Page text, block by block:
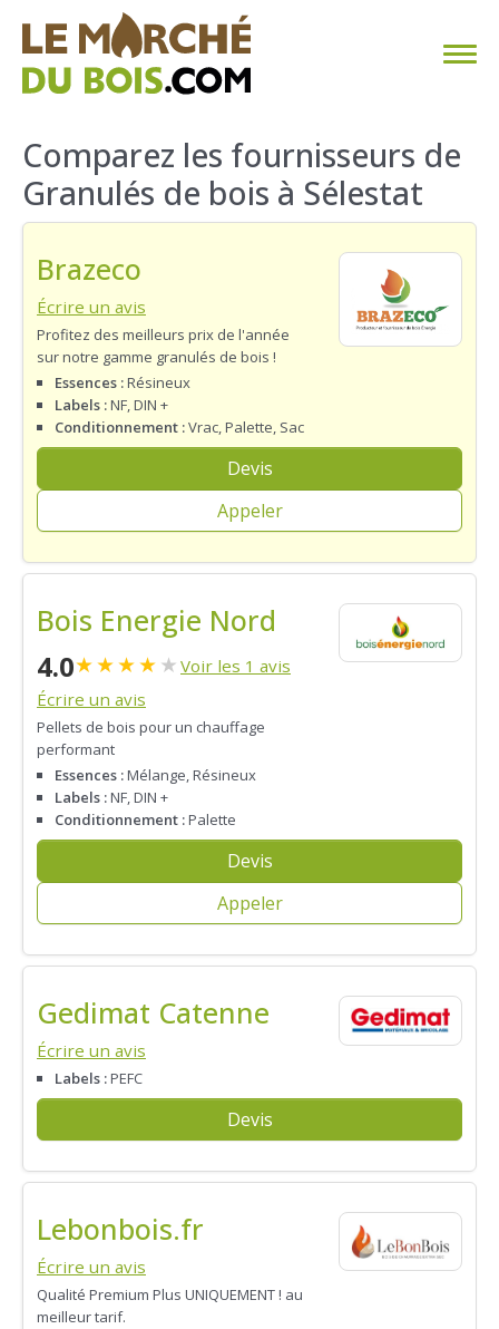
CHAUFFAGE AU BOIS
FAQ
TROUVER SON FOURNISSEUR
BLOG
ESPACE PRO
Comparez les fournisseurs de
Granulés de bois à Sélestat
Brazeco
Écrire un avis
Profitez des meilleurs prix de l'année
sur notre gamme granulés de bois !
Essences :Résineux
Labels :NF, DIN +
Conditionnement :Vrac, Palette, Sac
Devis
Appeler
Bois Energie Nord
4.0★★★★★ Voir les 1 avis
Écrire un avis
Pellets de bois pour un chauffage
performant
Essences :Mélange, Résineux
Labels :NF, DIN +
Conditionnement :Palette
Devis
Appeler
Gedimat Catenne
Écrire un avis
Labels :PEFC
Devis
Lebonbois.fr
Écrire un avis
Qualité Premium Plus UNIQUEMENT ! au
meilleur tarif.